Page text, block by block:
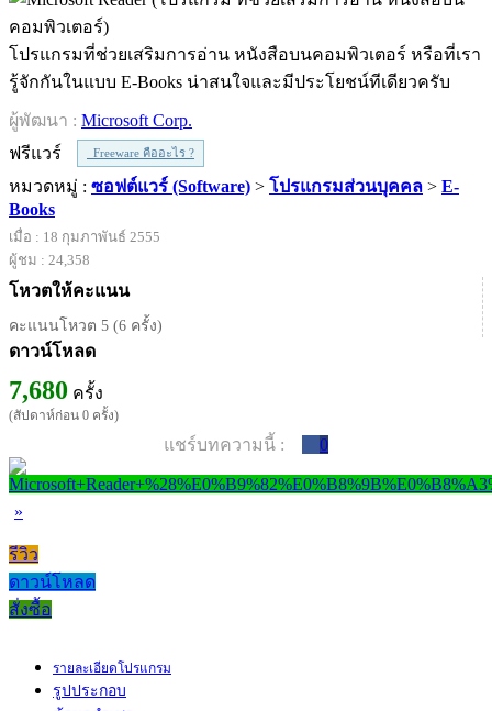
โปรแกรมที่ช่วยเสริมการอ่าน หนังสือบนคอมพิวเตอร์ หรือที่เรา
รู้จักกันในแบบ E-Books น่าสนใจและมีประโยชน์ทีเดียวครับ
ผู้พัฒนา : Microsoft Corp.
ฟรีแวร์
Freeware คืออะไร ?
หมวดหมู่ : ซอฟต์แวร์ (Software) > โปรแกรมส่วนบุคคล > E-
Books
เมื่อ : 18 กุมภาพันธ์ 2555
ผู้ชม : 24,358
โหวตให้คะแนน
คะแนนโหวต 5 (6 ครั้ง)
ดาวน์โหลด
7,680 ครั้ง
(สัปดาห์ก่อน 0 ครั้ง)
แชร์บทความนี้ : 0
»
รีวิว
ดาวน์โหลด
สั่งซื้อ
รายละเอียดโปรแกรม
รูปประกอบ